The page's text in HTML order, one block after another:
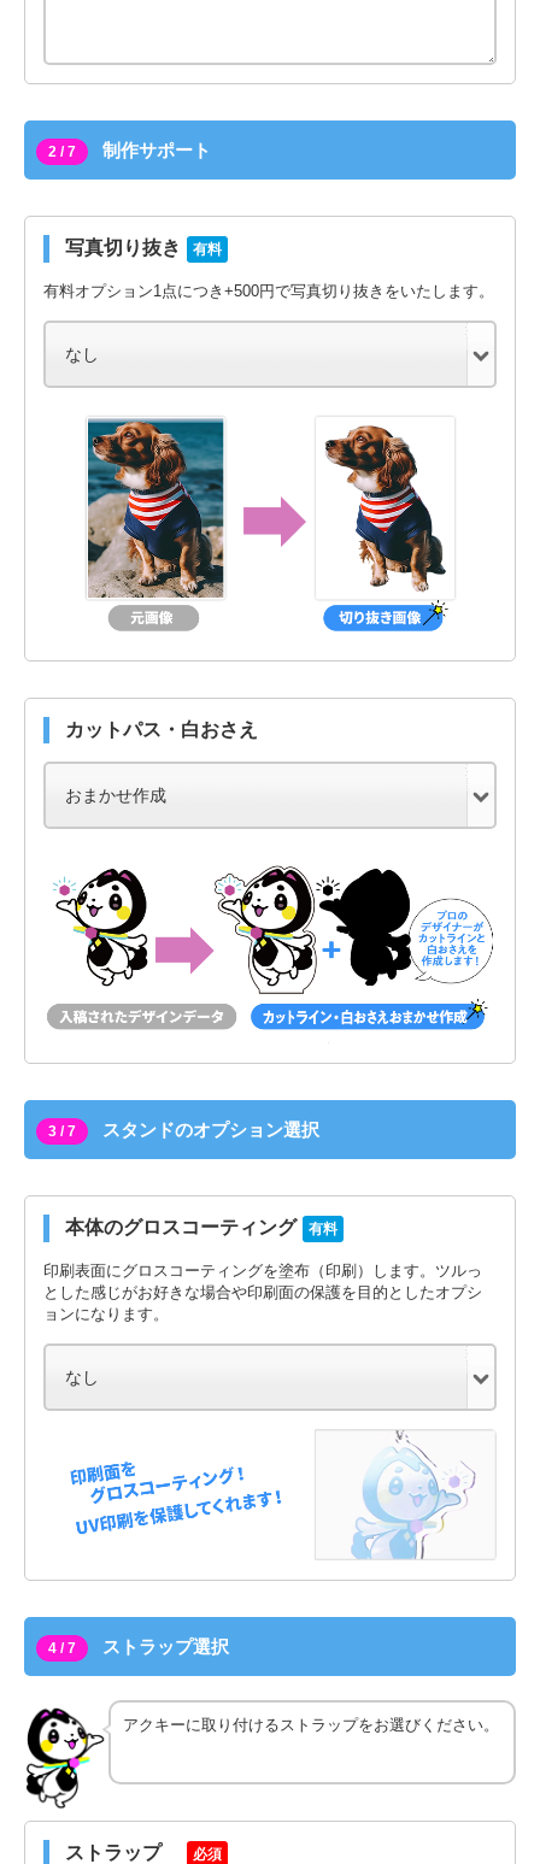
2 / 7 制作サポート
写真切り抜き 有料
有料オプション1点につき+500円で写真切り抜きをいたします。
カットパス・白おさえ
3 / 7 スタンドのオプション選択
本体のグロスコーティング 有料
印刷表面にグロスコーティングを塗布（印刷）します。ツルっ
とした感じがお好きな場合や印刷面の保護を目的としたオプシ
ョンになります。
4 / 7 ストラップ選択
アクキーに取り付けるストラップをお選びください。
ストラップ 必須